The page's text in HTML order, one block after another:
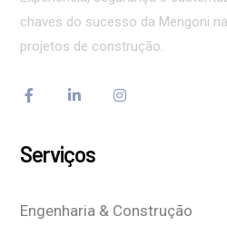
chaves do sucesso da Mengoni
projetos de construção.
Serviços
Engenharia & Construção